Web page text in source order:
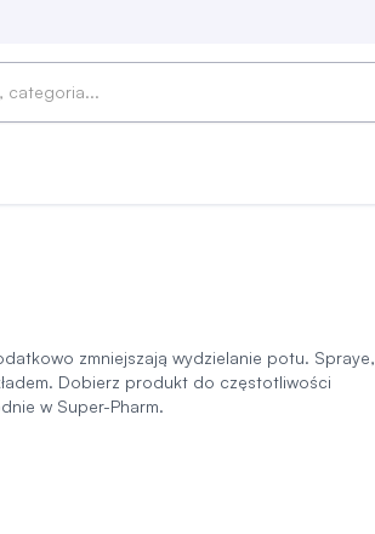
zmniejszają wydzielanie potu. Spraye,
Dobierz produkt do częstotliwości
w Super-Pharm.